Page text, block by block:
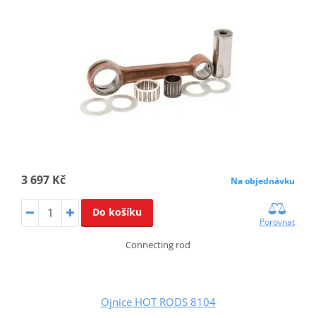
3 697 Kč Na objednávku
Do košíku
Porovnat
Connecting rod
Ojnice HOT RODS 8104